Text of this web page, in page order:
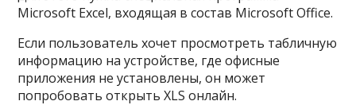
Microsoft Excel, входящая в состав Microsoft Office.
Если пользователь хочет просмотреть табличную
информацию на устройстве, где офисные
приложения не установлены, он может
попробовать открыть XLS онлайн.